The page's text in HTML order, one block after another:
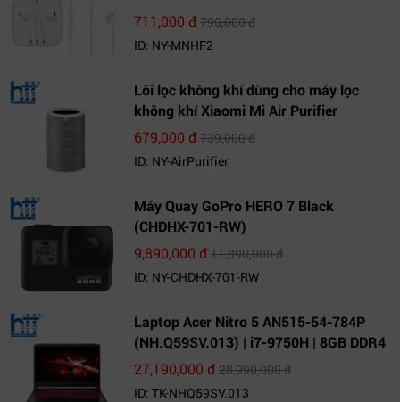
711,000 đ790,000 đ
ID: NY-MNHF2
Lõi lọc không khí dùng cho máy lọc
không khí Xiaomi Mi Air Purifier
679,000 đ739,000 đ
ID: NY-AirPurifier
Máy Quay GoPro HERO 7 Black
(CHDHX-701-RW)
9,890,000 đ11,890,000 đ
ID: NY-CHDHX-701-RW
Laptop Acer Nitro 5 AN515-54-784P
(NH.Q59SV.013) | i7-9750H | 8GB DDR4
| 1TB HDD | GeForce GTX 1650 4GB |
27,190,000 đ28,990,000 đ
ID: TK-NHQ59SV.013